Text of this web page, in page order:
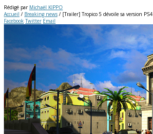
Rédigé par Michaël KIPPO
Accueil / Breaking news / [Trailer] Tropico 5 dévoile sa version PS4
Facebook Twitter Email